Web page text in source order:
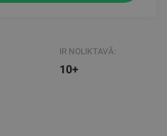
IR NOLIKTAVĀ:
10+